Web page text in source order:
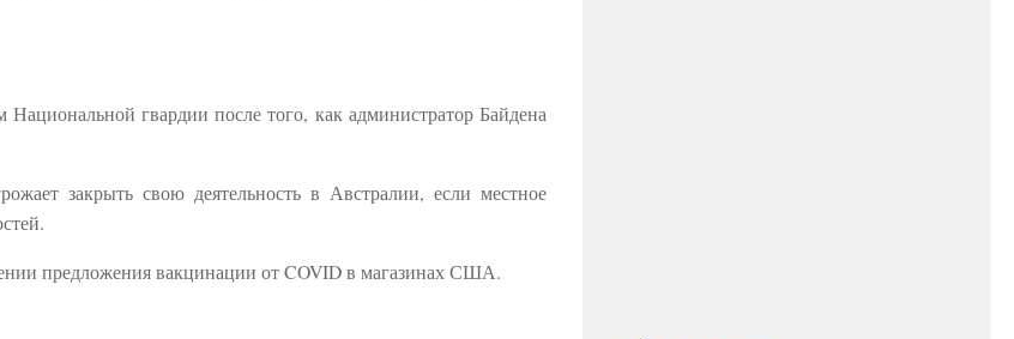
гвардии после того, как администратор Байдена
закрыть свою деятельность в Австралии, если местное
предложения вакцинации от COVID в магазинах США.